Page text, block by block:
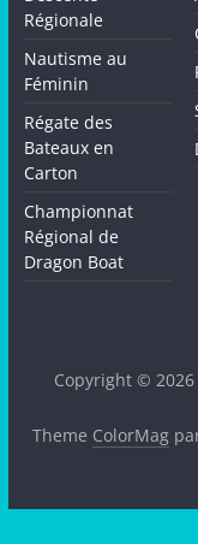
Régionale
Nautisme au
Féminin
Régate des
Bateaux en
Carton
Championnat
Régional de
Dragon Boat
Copyright ©
Theme ColorMag